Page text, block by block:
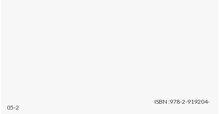
ISBN :978-2-919204-
05-2